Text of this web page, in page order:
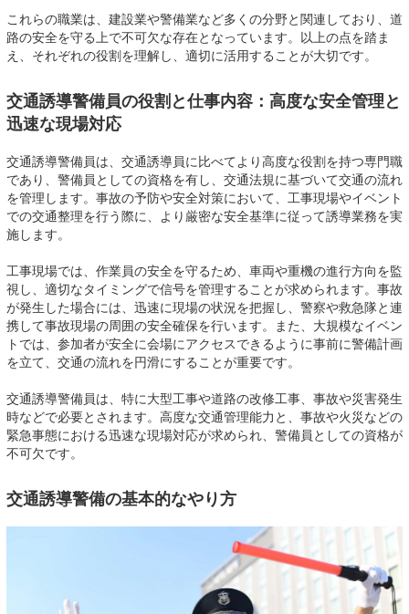
これらの職業は、建設業や警備業など多くの分野と関連しており、道
路の安全を守る上で不可欠な存在となっています。以上の点を踏ま
え、それぞれの役割を理解し、適切に活用することが大切です。
交通誘導警備員の役割と仕事内容：高度な安全管理と
迅速な現場対応
交通誘導警備員は、交通誘導員に比べてより高度な役割を持つ専門職
であり、警備員としての資格を有し、交通法規に基づいて交通の流れ
を管理します。事故の予防や安全対策において、工事現場やイベント
での交通整理を行う際に、より厳密な安全基準に従って誘導業務を実
施します。
工事現場では、作業員の安全を守るため、車両や重機の進行方向を監
視し、適切なタイミングで信号を管理することが求められます。事故
が発生した場合には、迅速に現場の状況を把握し、警察や救急隊と連
携して事故現場の周囲の安全確保を行います。また、大規模なイベン
トでは、参加者が安全に会場にアクセスできるように事前に警備計画
を立て、交通の流れを円滑にすることが重要です。
交通誘導警備員は、特に大型工事や道路の改修工事、事故や災害発生
時などで必要とされます。高度な交通管理能力と、事故や火災などの
緊急事態における迅速な現場対応が求められ、警備員としての資格が
不可欠です。
交通誘導警備の基本的なやり方